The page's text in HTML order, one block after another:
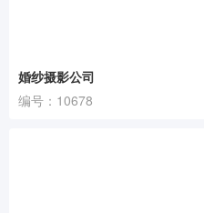
婚纱摄影公司
编号：10678